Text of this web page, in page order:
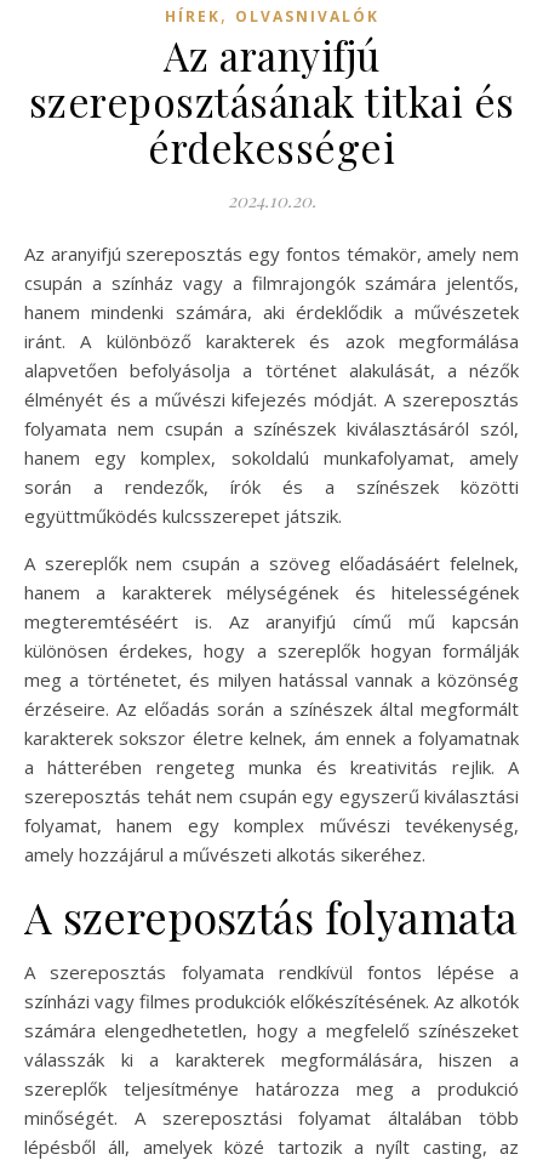
HÍREK, OLVASNIVALÓK
Az aranyifjú
szereposztásának titkai és
érdekességei
2024.10.20.
Az aranyifjú szereposztás egy fontos témakör, amely nem
csupán a színház vagy a filmrajongók számára jelentős,
hanem mindenki számára, aki érdeklődik a művészetek
iránt. A különböző karakterek és azok megformálása
alapvetően befolyásolja a történet alakulását, a nézők
élményét és a művészi kifejezés módját. A szereposztás
folyamata nem csupán a színészek kiválasztásáról szól,
hanem egy komplex, sokoldalú munkafolyamat, amely
során a rendezők, írók és a színészek közötti
együttműködés kulcsszerepet játszik.
A szereplők nem csupán a szöveg előadásáért felelnek,
hanem a karakterek mélységének és hitelességének
megteremtéséért is. Az aranyifjú című mű kapcsán
különösen érdekes, hogy a szereplők hogyan formálják
meg a történetet, és milyen hatással vannak a közönség
érzéseire. Az előadás során a színészek által megformált
karakterek sokszor életre kelnek, ám ennek a folyamatnak
a hátterében rengeteg munka és kreativitás rejlik. A
szereposztás tehát nem csupán egy egyszerű kiválasztási
folyamat, hanem egy komplex művészi tevékenység,
amely hozzájárul a művészeti alkotás sikeréhez.
A szereposztás folyamata
A szereposztás folyamata rendkívül fontos lépése a
színházi vagy filmes produkciók előkészítésének. Az alkotók
számára elengedhetetlen, hogy a megfelelő színészeket
válasszák ki a karakterek megformálására, hiszen a
szereplők teljesítménye határozza meg a produkció
minőségét. A szereposztási folyamat általában több
lépésből áll, amelyek közé tartozik a nyílt casting, az